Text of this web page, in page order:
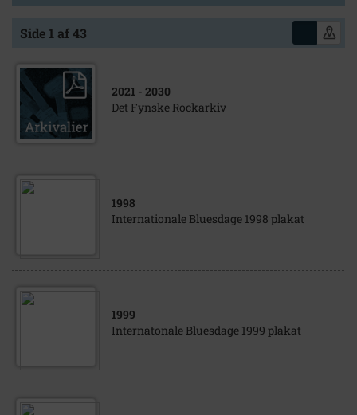
Side 1 af 43
2021 - 2030
Det Fynske Rockarkiv
1998
Internationale Bluesdage 1998 plakat
1999
Internatonale Bluesdage 1999 plakat